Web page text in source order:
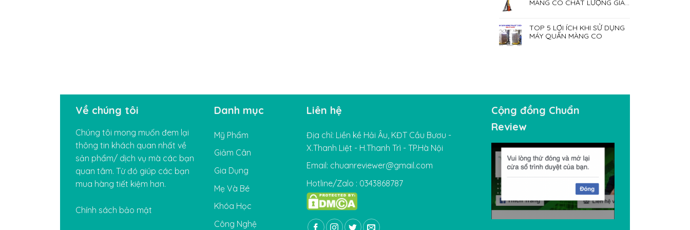
MÀNG CO CHẤT LƯỢNG GIÁ
TOP 5 LỢI ÍCH KHI SỬ DỤNG
MÁY QUẤN MÀNG CO
Về chúng tôi
Chúng tôi mong muốn đem lại
thông tin khách quan nhất về
sản phẩm/ dịch vụ mà các bạn
quan tâm. Từ đó giúp các bạn
mua hàng tiết kiệm hơn.
Chính sách bảo mật
Danh mục
Mỹ Phẩm
Giảm Cân
Gia Dụng
Mẹ Và Bé
Khóa Học
Công Nghệ
Liên hệ
Địa chỉ: Liền kề Hải Âu, KĐT Cầu Bươu -
X.Thanh Liệt - H.Thanh Trì - TP.Hà Nội
Email: chuanreviewer@gmail.com
Hotline/Zalo : 0343868787
Cộng đồng Chuẩn
Review